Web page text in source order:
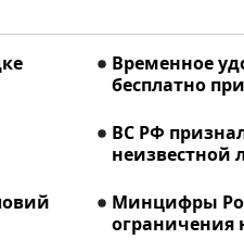
Временное
бесплатно
ВС РФ
неизвестной
Минцифры
ограничения